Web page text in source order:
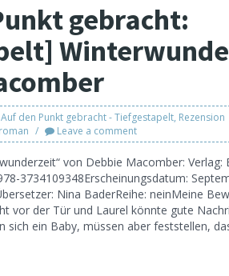
gebracht:
Auf den Punkt gebracht - Tiefgestapelt, Rezension
Leave a comment
von Debbie Macomber: Verlag:
3734109348Erscheinungsdatum:
Nina BaderReihe: neinMeine
vor der Tür und Laurel könnte gute
sich ein Baby, müssen aber feststellen,